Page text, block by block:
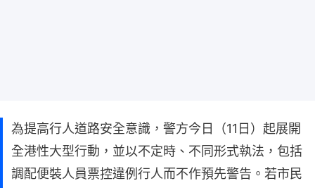
為提高行人道路安全意識，警方今日（11日）起展開
全港性大型行動，並以不定時、不同形式執法，包括
調配便裝人員票控違例行人而不作預先警告。若市民